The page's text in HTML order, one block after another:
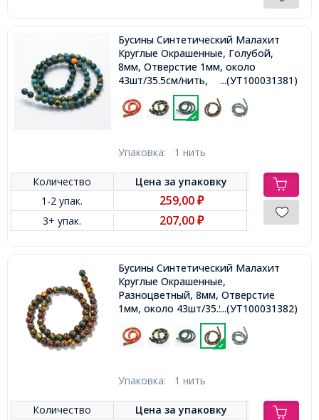
Бусины Синтетический Малахит
Круглые Окрашенные, Голубой,
8мм, Отверстие 1мм, около
43шт/35.5см/нить,
...(УТ100031381)
Упаковка: 1 нить
Количество Цена заупаковку
1-2 упак.
259,00 ₽
3+ упак. 207,00 ₽
Бусины Синтетический Малахит
Круглые Окрашенные,
Разноцветный, 8мм, Отверстие
1мм, около 43шт/35.5см/нить,
...(УТ100031382)
Упаковка: 1 нить
Количество Цена заупаковку